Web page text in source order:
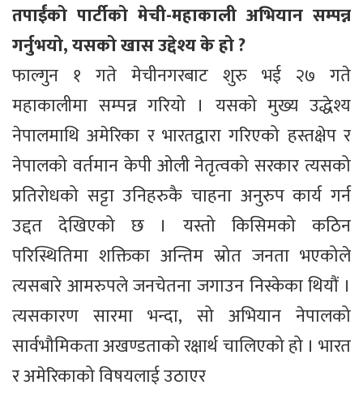
तपाईँको पार्टीको मेची-महाकाली अभियान सम्पन्न
गर्नुभयो, यसको खास उद्देश्य के हो ?
फाल्गुन १ गते मेचीनगरबाट शुरु भई २७ गते
महाकालीमा सम्पन्न गरियो । यसको मुख्य उद्धेश्य
नेपालमाथि अमेरिका र भारतद्वारा गरिएको हस्तक्षेप र
नेपालको वर्तमान केपी ओली नेतृत्वको सरकार त्यसको
प्रतिरोधको सट्टा उनिहरुकै चाहना अनुरुप कार्य गर्न
उद्दत देखिएको छ । यस्तो किसिमको कठिन
परिस्थितिमा शक्तिका अन्तिम स्रोत जनता भएकोले
त्यसबारे आमरुपले जनचेतना जगाउन निस्केका थियौं ।
त्यसकारण सारमा भन्दा, सो अभियान नेपालको
सार्वभौमिकता अखण्डताको रक्षार्थ चालिएको हो । भारत
र अमेरिकाको विषयलाई उठाएर